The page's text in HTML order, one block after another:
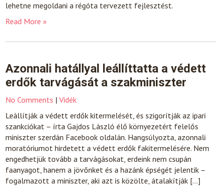
lehetne megoldani a régóta tervezett fejlesztést.
Read More »
Azonnali hatállyal leállíttatta a védett
erdők tarvágását a szakminiszter
No Comments |Vidék
Leállítják a védett erdők kitermelését, és szigorítják az ipari
szankciókat – írta Gajdos László élő környezetért felelős
miniszter szerdán Facebook oldalán. Hangsúlyozta, azonnali
moratóriumot hirdetett a védett erdők fakitermelésére. Nem
engedhetjük tovább a tarvágásokat, erdeink nem csupán
faanyagot, hanem a jövőnket és a hazánk épségét jelentik –
fogalmazott a miniszter, aki azt is közölte, átalakítják […]